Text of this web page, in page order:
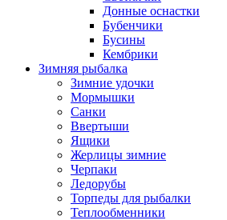
Донные оснастки
Бубенчики
Бусины
Кембрики
Зимняя рыбалка
Зимние удочки
Мормышки
Санки
Ввертыши
Ящики
Жерлицы зимние
Черпаки
Ледорубы
Торпеды для рыбалки
Теплообменники